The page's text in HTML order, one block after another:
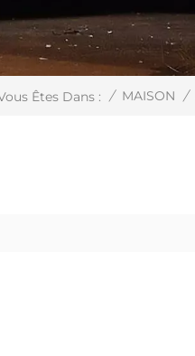
Êtes Dans : / MAISON /